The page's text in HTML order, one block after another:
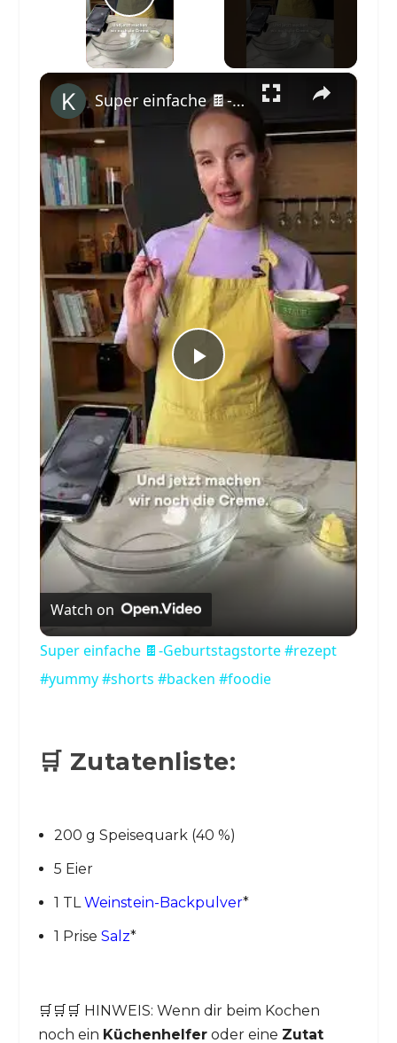
Play Video
×
Play
Video
Super einfache 🍫-Geburtstagstorte #rezept #yummy #shorts #backen #foodie
Watch on
Super einfache 🍫-Geburtstagstorte #rezept
#yummy #shorts #backen #foodie
🛒 Zutatenliste:
200 g Speisequark (40 %)
5 Eier
1 TLWeinstein-Backpulver*
1 Prise Salz*
🛒🛒🛒 HINWEIS: Wenn dir beim Kochen
noch ein Küchenhelferoder eine Zutat